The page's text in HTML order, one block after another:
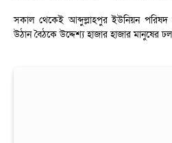
সকাল থেকেই আব্দুল্লাহপুর ইউনিয়ন পরিষদ
উঠান বৈঠকে উদ্দেশ্য হাজার হাজার মানুষের